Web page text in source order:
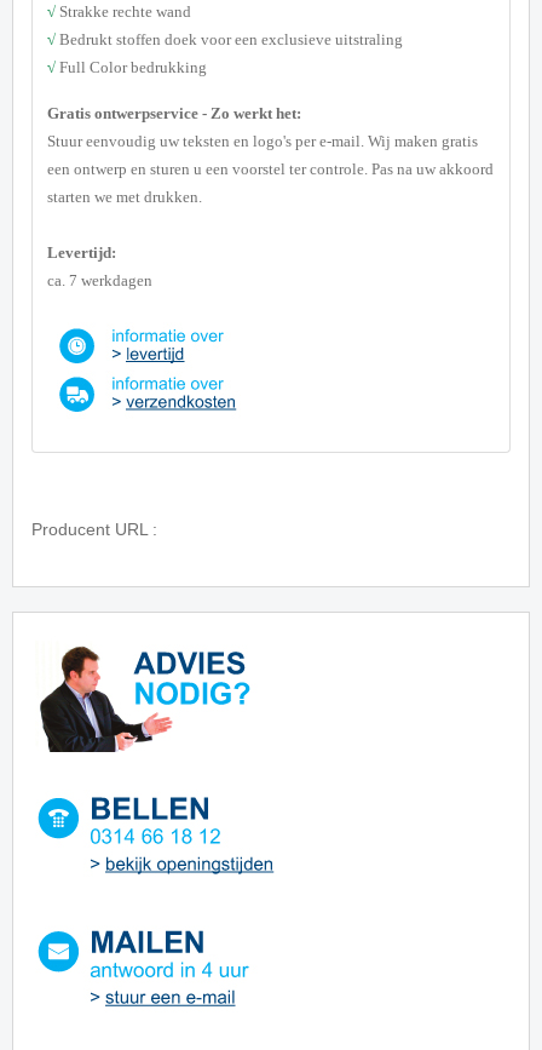
√ Strakke rechte wand
√ Bedrukt stoffen doek voor een exclusieve uitstraling
√ Full Color bedrukking
Gratis ontwerpservice - Zo werkt het:
Stuur eenvoudig uw teksten en logo's per e-mail. Wij maken gratis
een ontwerp en sturen u een voorstel ter controle. Pas na uw akkoord
starten we met drukken.
Levertijd:
ca. 7 werkdagen
Producent URL :